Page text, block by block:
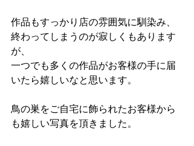
作品もすっかり店の雰囲気に馴染み、
終わってしまうのが寂しくもあります
が、
一つでも多くの作品がお客様の手に届
いたら嬉しいなと思います。
鳥の巣をご自宅に飾られたお客様から
も嬉しい写真を頂きました。